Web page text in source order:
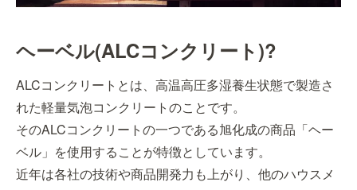
ヘーベル(ALCコンクリート)?
ALCコンクリートとは、高温高圧多湿養生状態で製造さ
れた軽量気泡コンクリートのことです。
そのALCコンクリートの一つである旭化成の商品「ヘー
ベル」を使用することが特徴としています。
近年は各社の技術や商品開発力も上がり、他のハウスメ